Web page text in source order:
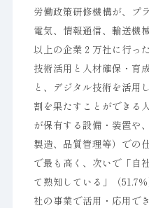
労働政策研修機構が、プ
電気、情報通信、輸送機
以上の企業２万社に行っ
技術活用と人材確保・育
と、デジタル技術を活用
割を果たすことができる
が保有する設備・装置や
製造、品質管理等）での
で最も高く、次いで「自
て熟知している」（51.7
社の事業で活用・応用で